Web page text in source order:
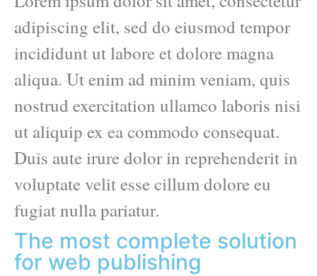
adipiscing elit, sed do eiusmod tempor
incididunt ut labore et dolore magna
aliqua. Ut enim ad minim veniam, quis
nostrud exercitation ullamco laboris nisi
ut aliquip ex ea commodo consequat.
Duis aute irure dolor in reprehenderit in
voluptate velit esse cillum dolore eu
fugiat nulla pariatur.
The most complete solution
for web publishing